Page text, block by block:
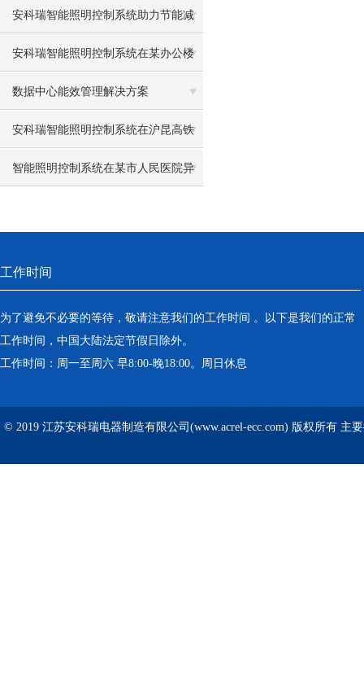
光控制软件
安科瑞智能照明控制系统助力节能减
排碳达峰碳中和 时丽花
安科瑞智能照明控制系统在某办公楼
上的应用
数据中心能效管理解决方案
安科瑞智能照明控制系统在沪昆高铁
曲靖北站、富源站、嵩明站的应用
智能照明控制系统在某市人民医院异
工作时间
为了避免不必要的等待，敬请注意我们的工作时间 。以下是我们的正常
工作时间，中国大陆法定节假日除外。
工作时间：周一至周六 早8:00-晚18:00。周日休息
© 2019 江苏安科瑞电器制造有限公司(www.acrel-ecc.com) 版权所有 主